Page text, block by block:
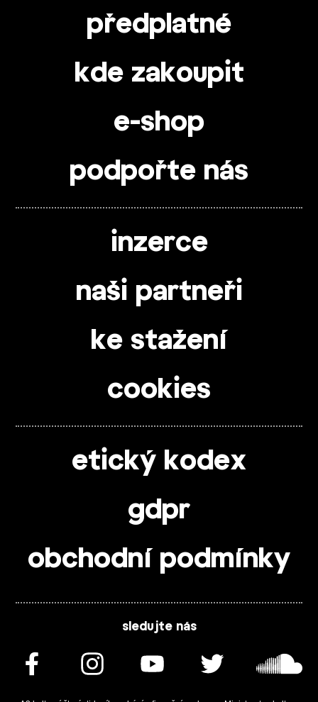
předplatné
kde zakoupit
e-shop
podpořte nás
inzerce
naši partneři
ke stažení
cookies
etický kodex
gdpr
obchodní podmínky
sledujte nás